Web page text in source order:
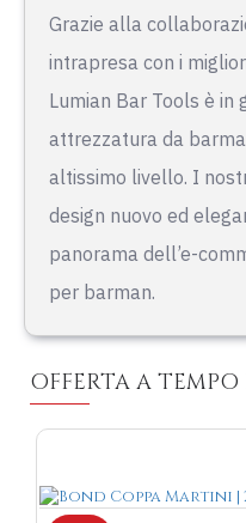
Grazie alla
intrapresa con i
Lumian Bar Tools è in
attrezzatura da
altissimo livello. I
design nuovo ed
panorama dell’e-
per barman.
OFFERTA A